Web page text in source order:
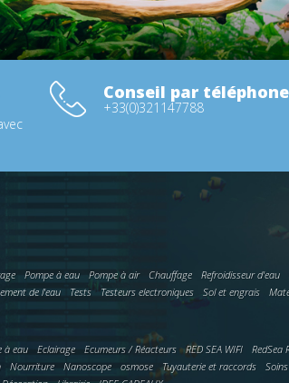
Conseil par téléphone
+33(0)321147788
Pompe à eau Pompe à air Chauffage Refroidisseur d'eau
de l'eau Tests Testeurs electroniques Sol et engrais
à eau Eclairage Ecumeurs / Réacteurs RED SEA WIFI RedSea
Nourriture Nanoscope osmose Tuyauterie et raccords